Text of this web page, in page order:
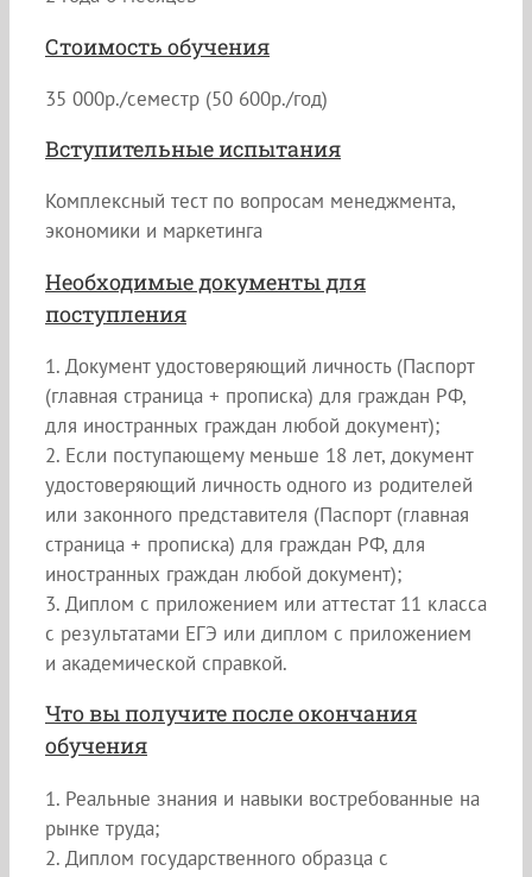
Стоимость обучения
35 000р./семестр (50 600р./год)
Вступительные испытания
Комплексный тест по вопросам менеджмента,
экономики и маркетинга
Необходимые документы для
поступления
1. Документ удостоверяющий личность (Паспорт
(главная страница + прописка) для граждан РФ,
для иностранных граждан любой документ);
2. Если поступающему меньше 18 лет, документ
удостоверяющий личность одного из родителей
или законного представителя (Паспорт (главная
страница + прописка) для граждан РФ, для
иностранных граждан любой документ);
3. Диплом с приложением или аттестат 11 класса
с результатами ЕГЭ или диплом с приложением
и академической справкой.
Что вы получите после окончания
обучения
1. Реальные знания и навыки востребованные на
рынке труда;
2. Диплом государственного образца с